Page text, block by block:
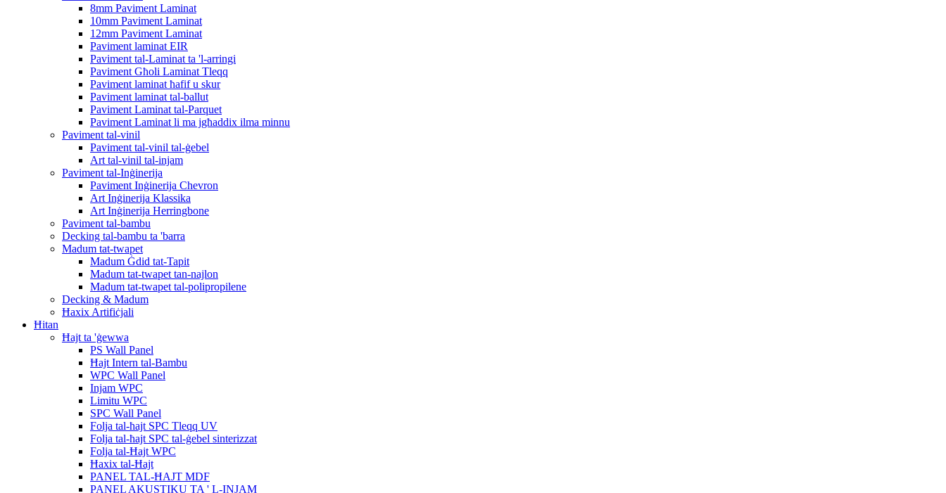
8mm Paviment Laminat
10mm Paviment Laminat
12mm Paviment Laminat
Paviment laminat EIR
Paviment tal-Laminat ta 'l-arringi
Paviment Għoli Laminat Tleqq
Paviment laminat ħafif u skur
Paviment laminat tal-ballut
Paviment Laminat tal-Parquet
Paviment Laminat li ma jgħaddix ilma minnu
Paviment tal-vinil
Paviment tal-vinil tal-ġebel
Art tal-vinil tal-injam
Paviment tal-Inġinerija
Paviment Inġinerija Chevron
Art Inġinerija Klassika
Art Inġinerija Herringbone
Paviment tal-bambu
Decking tal-bambu ta 'barra
Madum tat-twapet
Madum Ġdid tat-Tapit
Madum tat-twapet tan-najlon
Madum tat-twapet tal-polipropilene
Decking & Madum
Ħaxix Artifiċjali
Ħitan
Ħajt ta 'ġewwa
PS Wall Panel
Ħajt Intern tal-Bambu
WPC Wall Panel
Injam WPC
Limitu WPC
SPC Wall Panel
Folja tal-ħajt SPC Tleqq UV
Folja tal-ħajt SPC tal-ġebel sinterizzat
Folja tal-Ħajt WPC
Ħaxix tal-Ħajt
PANEL TAL-ĦAJT MDF
PANEL AKUSTIKU TA ' L-INJAM